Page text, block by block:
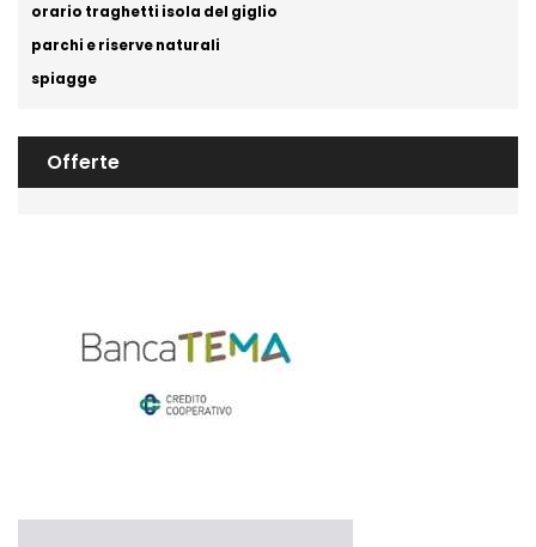
orario traghetti isola del giglio
parchi e riserve naturali
spiagge
Offerte